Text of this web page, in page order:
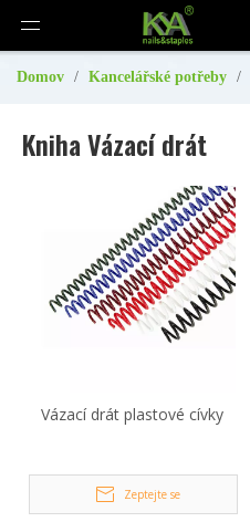
Domov / Kancelářské potřeby /
Kniha Vázací drát
Vázací drát plastové cívky
Zeptejte se